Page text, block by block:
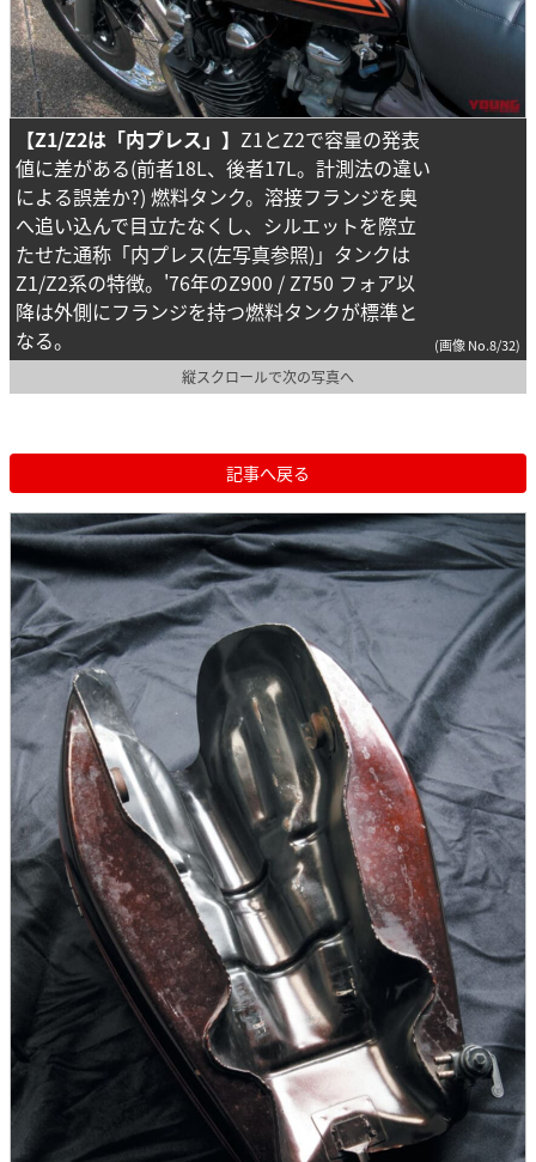
【Z1/Z2は「内プレス」】 Z1とZ2で容量の発表
値に差がある(前者18L、後者17L。計測法の違い
による誤差か?) 燃料タンク。溶接フランジを奥
へ追い込んで目立たなくし、シルエットを際立
たせた通称「内プレス(左写真参照)」タンクは
Z1/Z2系の特徴。'76年のZ900 / Z750 フォア以
降は外側にフランジを持つ燃料タンクが標準と
なる。
(画像 No.8/32)
縦スクロールで次の写真へ
記事へ戻る